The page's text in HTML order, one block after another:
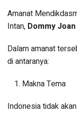
Amanat
Intan, Dommy Joan
Dalam amanat
di antaranya:
Makna Tema
Indonesia tidak